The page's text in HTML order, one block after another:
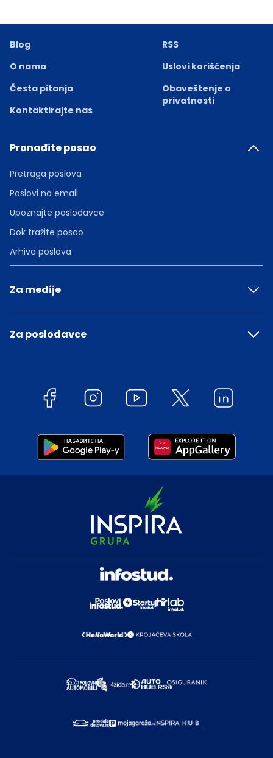
Blog
O nama
Česta pitanja
Kontaktirajte nas
RSS
Uslovi korišćenja
Obaveštenje o
privatnosti
Pronađite posao
Pretraga poslova
Poslovi na email
Upoznajte poslodavce
Dok tražite posao
Arhiva poslova
Za medije
Za poslodavce